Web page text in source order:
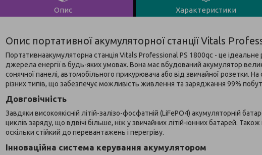
Опис Характеристики
Опис портативної акумуляторної станції Vitals
Портативнаакумуляторна станція Vitals Professional PS 1800qc - це
джерела енергії в будь-яких умовах. Вона має вбудований акумулятор
сонячної панелі, автомобільного прикурювача або від звичайної розетки.
різних типів, що забезпечує можливість живлення та заряджання 99%
Довговічність
Завдяки високоякісній літій-залізо-фосфатній (LiFePO4) акумуляторній
циклів заряду, що вдвічі більше, ніж у звичайних літій-іонних батарей.
оскільки стійкий до перевантажень і перегріву.
Інноваційна система керування акумулятором